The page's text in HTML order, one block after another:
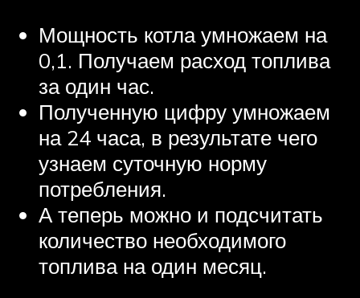
Мощность котла умножаем на
0,1. Получаем расход топлива
за один час.
Полученную цифру умножаем
на 24 часа, в результате чего
узнаем суточную норму
потребления.
А теперь можно и подсчитать
количество необходимого
топлива на один месяц.